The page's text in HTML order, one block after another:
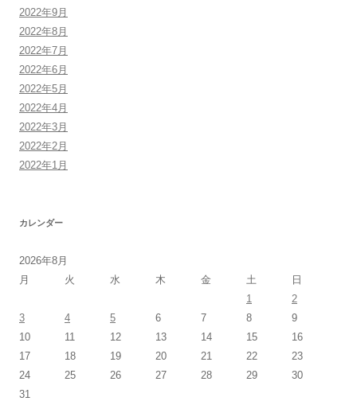
2022年9月
2022年8月
2022年7月
2022年6月
2022年5月
2022年4月
2022年3月
2022年2月
2022年1月
カレンダー
2026年8月
月
火 水 木 金 土
日
1
2
3
4 5 6 7 8
9
10
11 12 13 14 15
16
17
18 19 20 21 22
23
24
25 26 27 28 29
30
31